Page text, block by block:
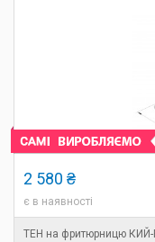
2 580 ₴
є в наявності
ТЕН на фритюрницю КИЙ-